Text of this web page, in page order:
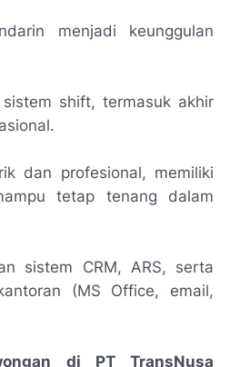
menjadi keunggulan
shift, termasuk akhir
dan profesional, memiliki
tetap tenang dalam
sistem CRM, ARS, serta
(MS Office, email,
di PT TransNusa